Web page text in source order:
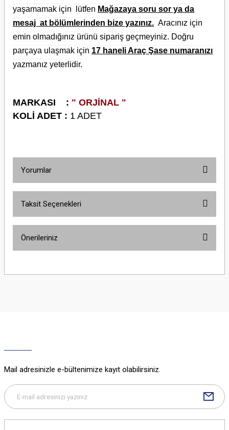
yaşamamak için lütfen Mağazaya soru sor ya da
mesaj at bölümlerinden bize yazınız. Aracınız için
emin olmadığınız ürünü sipariş geçmeyiniz. Doğru
parçaya ulaşmak için 17 haneli Araç Şase numaranızı
yazmanız yeterlidir.
MARKASI : " ORJİNAL "
KOLİ ADET : 1 ADET
Yorumlar
Taksit Seçenekleri
Önerileriniz
Bu ürüne benzer farklı alternatifler olmalı.
Mail adresinizle e-bültenimize kayıt olabilirsiniz.